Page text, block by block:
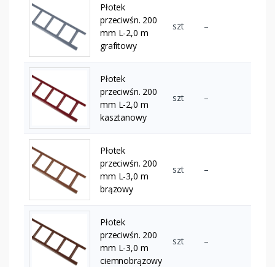
Płotek
przeciwśn. 200
mm L-2,0 m
grafitowy
szt –
Płotek
przeciwśn. 200
mm L-2,0 m
kasztanowy
szt –
Płotek
przeciwśn. 200
mm L-3,0 m
brązowy
szt –
Płotek
przeciwśn. 200
mm L-3,0 m
ciemnobrązowy
szt –